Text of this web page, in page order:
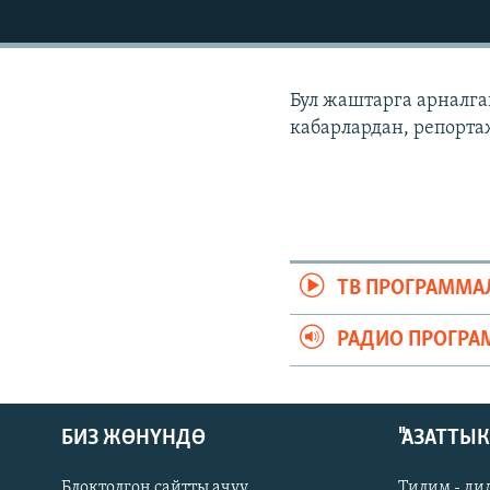
АЗАТТЫК+
Бул жаштарга
кабарлардан,
ТВ
РАДИО
БИЗ ЖӨНҮНДӨ